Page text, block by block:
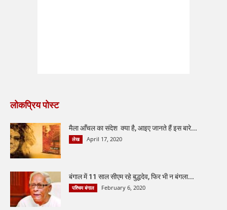
लोकप्रिय पोस्ट
मैला आँचल का संदेश क्या है, आइए जानते हैं इस बारे...
लेख April 17, 2020
बंगाल में 11 साल सीएम रहे बुद्धदेव, फिर भी न बंगला...
पश्चिम बंगाल February 6, 2020